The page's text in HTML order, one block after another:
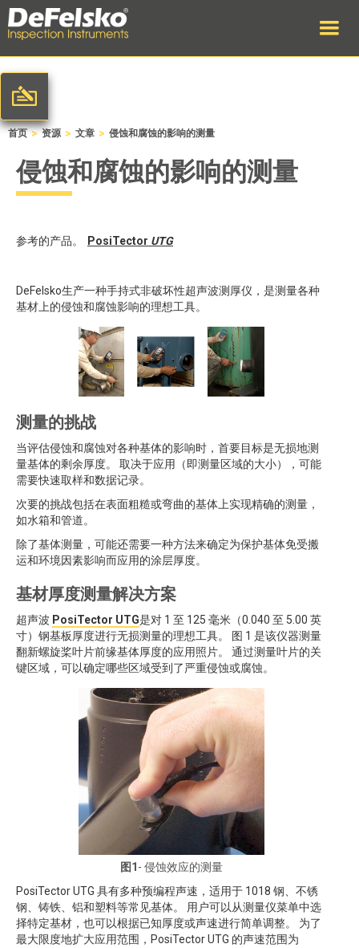
首页 > 资源 > 文章 > 侵蚀和腐蚀的影响的测量
侵蚀和腐蚀的影响的测量
参考的产品。 PosiTector UTG
DeFelsko生产一种手持式非破坏性超声波测厚仪，是测量各种
基材上的侵蚀和腐蚀影响的理想工具。
测量的挑战
当评估侵蚀和腐蚀对各种基体的影响时，首要目标是无损地测
量基体的剩余厚度。 取决于应用（即测量区域的大小），可能
需要快速取样和数据记录。
次要的挑战包括在表面粗糙或弯曲的基体上实现精确的测量，
如水箱和管道。
除了基体测量，可能还需要一种方法来确定为保护基体免受搬
运和环境因素影响而应用的涂层厚度。
基材厚度测量解决方案
超声波 PosiTector UTG是对 1 至 125 毫米（0.040 至 5.00 英
寸）钢基板厚度进行无损测量的理想工具。 图 1 是该仪器测量
翻新螺旋桨叶片前缘基体厚度的应用照片。 通过测量叶片的关
键区域，可以确定哪些区域受到了严重侵蚀或腐蚀。
图1 - 侵蚀效应的测量
PosiTector UTG 具有多种预编程声速，适用于 1018 钢、不锈
钢、铸铁、铝和塑料等常见基体。 用户可以从测量仪菜单中选
择特定基材，也可以根据已知厚度或声速进行简单调整。 为了
最大限度地扩大应用范围，PosiTector UTG 的声速范围为